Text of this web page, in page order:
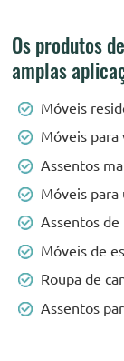
Os produtos
amplas
Móveis
Móveis para
Assentos
Móveis
Assentos
Móveis de
Roupa de
Assentos